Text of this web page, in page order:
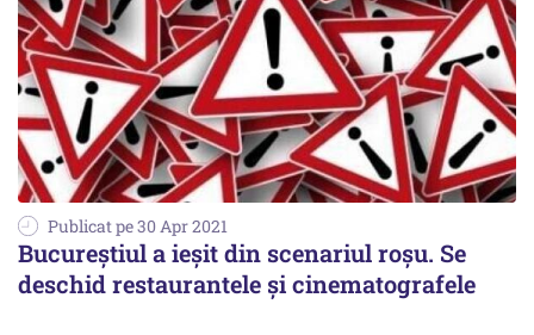
Publicat pe 30 Apr 2021
Bucureştiul a ieşit din scenariul roşu. Se
deschid restaurantele şi cinematografele